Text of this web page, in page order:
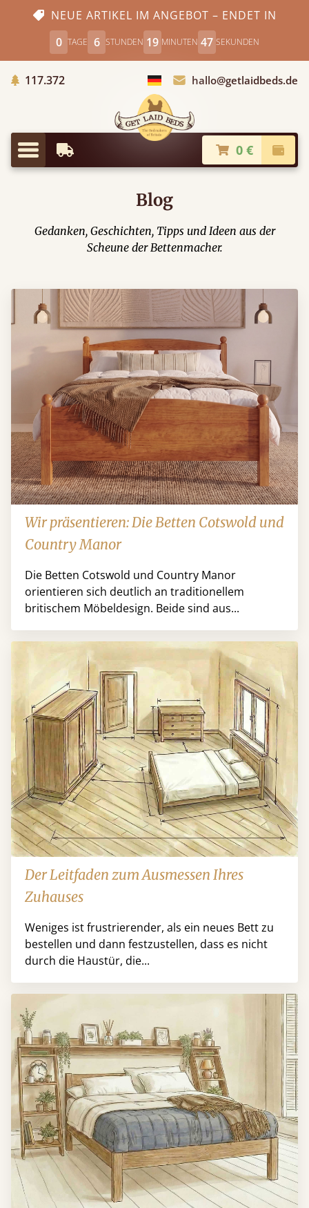
NEUE ARTIKEL IM ANGEBOT – ENDET IN
0 TAGE 6 STUNDEN 19 MINUTEN 46 SEKUNDEN
117.372Gepflanzte Bäume
Land auswählenhallo@getlaidbeds.de
Menü
Frühestmögliche Lieferung 0 €
Kasse
Blog
Gedanken, Geschichten, Tipps und Ideen aus der
Scheune der Bettenmacher.
Wir präsentieren: Die Betten Cotswold und
Country Manor
Die Betten Cotswold und Country Manor
orientieren sich deutlich an traditionellem
britischem Möbeldesign. Beide sind aus...
Der Leitfaden zum Ausmessen Ihres
Zuhauses
Weniges ist frustrierender, als ein neues Bett zu
bestellen und dann festzustellen, dass es nicht
durch die Haustür, die...